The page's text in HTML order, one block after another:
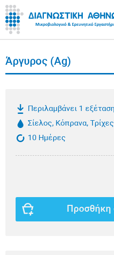
Άργυρος (Ag)
Περιλαμβάνει 1 εξέταση
Σίελος, Κόπρανα,
10 Ημέρες
Προσθήκη